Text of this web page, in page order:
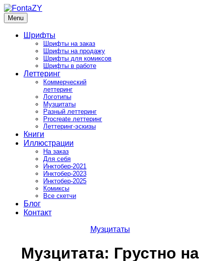
Skip
to
content
FontaZY
Fonts and pictures by Zakhar Yaschin
Menu
Шрифты
Шрифты на заказ
Шрифты на продажу
Шрифты для комиксов
Шрифты в работе
Леттеринг
Коммерческий
леттеринг
Логотипы
Музцитаты
Разный леттеринг
Procreate леттеринг
Леттеринг-эскизы
Книги
Иллюстрации
На заказ
Для себя
Инктобер-2021
Инктобер-2023
Инктобер-2025
Комиксы
Все скетчи
Блог
Контакт
Музцитаты
Музцитата: Грустно на